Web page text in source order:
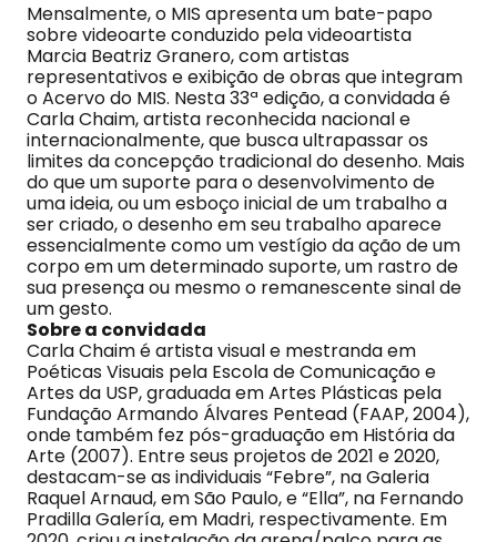
Mensalmente, o MIS apresenta um bate-papo
sobre videoarte conduzido pela videoartista
Marcia Beatriz Granero, com artistas
representativos e exibição de obras que integram
o Acervo do MIS. Nesta 33ª edição, a convidada é
Carla Chaim, artista reconhecida nacional e
internacionalmente, que busca ultrapassar os
limites da concepção tradicional do desenho. Mais
do que um suporte para o desenvolvimento de
uma ideia, ou um esboço inicial de um trabalho a
ser criado, o desenho em seu trabalho aparece
essencialmente como um vestígio da ação de um
corpo em um determinado suporte, um rastro de
sua presença ou mesmo o remanescente sinal de
um gesto.
Sobre a convidada
Carla Chaim é artista visual e mestranda em
Poéticas Visuais pela Escola de Comunicação e
Artes da USP, graduada em Artes Plásticas pela
Fundação Armando Álvares Pentead (FAAP, 2004),
onde também fez pós-graduação em História da
Arte (2007). Entre seus projetos de 2021 e 2020,
destacam-se as individuais “Febre”, na Galeria
Raquel Arnaud, em São Paulo, e “Ella”, na Fernando
Pradilla Galería, em Madri, respectivamente. Em